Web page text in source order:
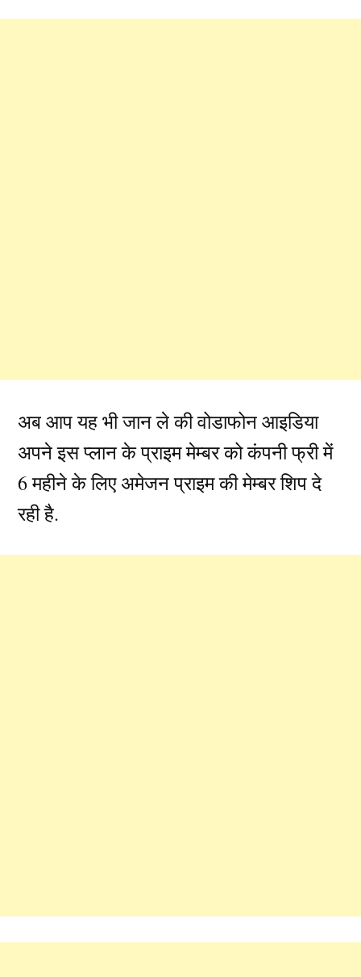
अब आप यह भी जान ले की वोडाफोन आइडिया
अपने इस प्लान के प्राइम मेम्बर को कंपनी फ्री में
6 महीने के लिए अमेजन प्राइम की मेम्बर शिप दे
रही है.